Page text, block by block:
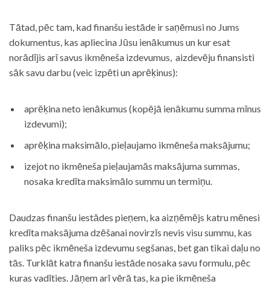
Tātad, pēc tam, kad finanšu iestāde ir saņēmusi no Jums
dokumentus, kas apliecina Jūsu ienākumus un kur esat
norādījis arī savus ikmēneša izdevumus, aizdevēju finansisti
sāk savu darbu (veic izpēti un aprēķinus):
aprēķina neto ienākumus (kopējā ienākumu summa mīnus
izdevumi);
aprēķina maksimālo, pieļaujamo ikmēneša maksājumu;
izejot no ikmēneša pieļaujamās maksājuma summas,
nosaka kredīta maksimālo summu un termiņu.
Daudzas finanšu iestādes pieņem, ka aizņēmējs katru mēnesi
kredīta maksājuma dzēšanai novirzīs nevis visu summu, kas
paliks pēc ikmēneša izdevumu segšanas, bet gan tikai daļu no
tās. Turklāt katra finanšu iestāde nosaka savu formulu, pēc
kuras vadīties. Jāņem arī vērā tas, ka pie ikmēneša